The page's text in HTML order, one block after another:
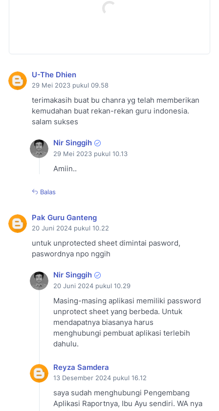
U-The Dhien
29 Mei 2023 pukul 09.58
terimakasih buat bu chanra yg telah memberikan
kemudahan buat rekan-rekan guru indonesia.
salam sukses
Nir Singgih
29 Mei 2023 pukul 10.13
Amiin..
Balas
Pak Guru Ganteng
20 Juni 2024 pukul 10.22
untuk unprotected sheet dimintai pasword,
paswordnya npo nggih
Nir Singgih
20 Juni 2024 pukul 10.29
Masing-masing aplikasi memiliki password
unprotect sheet yang berbeda. Untuk
mendapatnya biasanya harus
menghubungi pembuat aplikasi terlebih
dahulu.
Reyza Samdera
13 Desember 2024 pukul 16.12
saya sudah menghubungi Pengembang
Aplikasi Raportnya, Ibu Ayu sendiri. WA nya